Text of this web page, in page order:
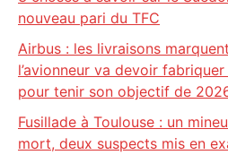
nouveau pari du TFC
Airbus : les livraisons
l’avionneur va devoir
pour tenir son objectif de
Fusillade à Toulouse : un
mort, deux suspects mis en